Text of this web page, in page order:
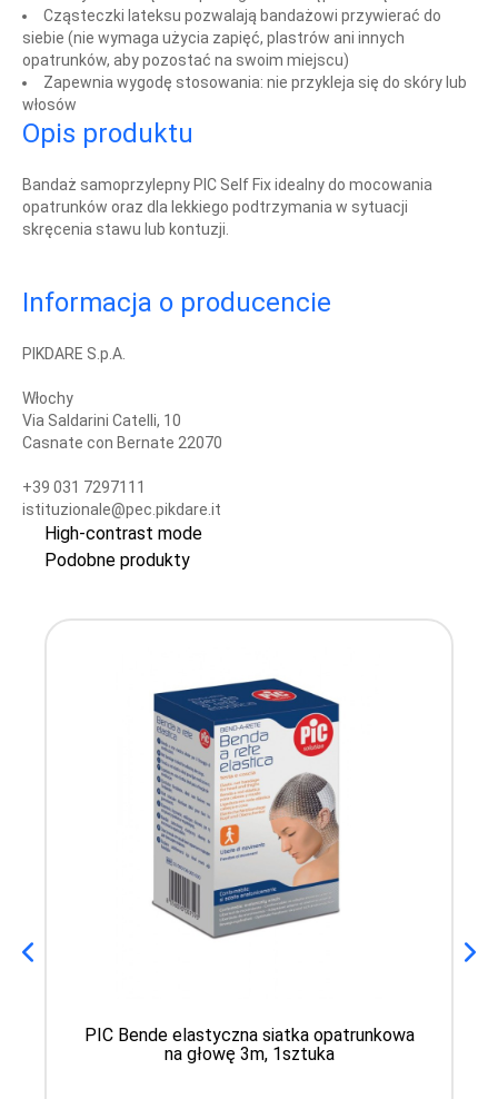
Cząsteczki lateksu pozwalają bandażowi przywierać do
siebie (nie wymaga użycia zapięć, plastrów ani innych
opatrunków, aby pozostać na swoim miejscu)
Zapewnia wygodę stosowania: nie przykleja się do skóry lub
włosów
Opis produktu
Bandaż samoprzylepny PIC Self Fix idealny do mocowania
opatrunków oraz dla lekkiego podtrzymania w sytuacji
skręcenia stawu lub kontuzji.
Informacja o producencie
PIKDARE S.p.A.
Włochy
Via Saldarini Catelli, 10
Casnate con Bernate 22070
+39 031 7297111
istituzionale@pec.pikdare.it
High-contrast mode
Podobne produkty
PIC Bende elastyczna siatka opatrunkowa
na głowę 3m, 1sztuka